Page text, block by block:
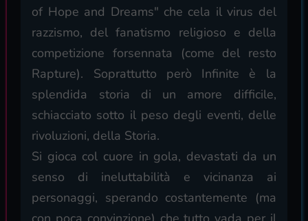
of Hope and Dreams" che cela il virus del
razzismo, del fanatismo religioso e della
competizione forsennata (come del resto
Rapture). Soprattutto però Infinite è la
splendida storia di un amore difficile,
schiacciato sotto il peso degli eventi, delle
rivoluzioni, della Storia.
Si gioca col cuore in gola, devastati da un
senso di ineluttabilità e vicinanza ai
personaggi, sperando costantemente (ma